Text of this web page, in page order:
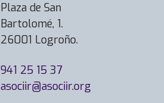
Plaza de San
Bartolomé, 1.
26001 Logroño.
941 25 15 37
asociir@asociir.org